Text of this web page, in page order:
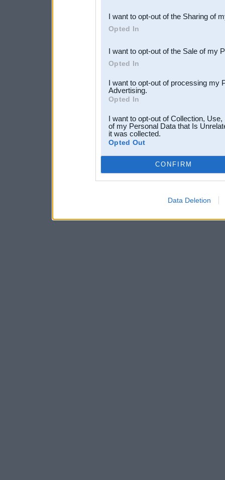
Downstream Participants
third parties.
I want to opt-out of the Sharing of
Opted In
I want to opt-out of the Sale of my
Opted In
I want to opt-out of processing my
Advertising.
Opted In
I want to opt-out of Collection,
of my Personal Data that Is
it was collected.
Opted Out
CONFIRM
Data Deletion